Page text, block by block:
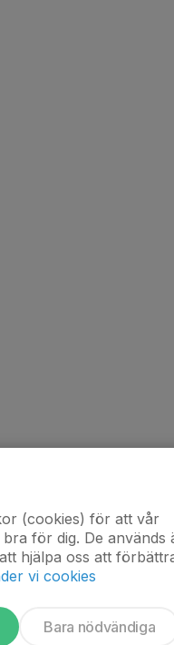
(cookies) för att vår
för dig. De används
hjälpa oss att
vi cookies
Bara nödvändiga